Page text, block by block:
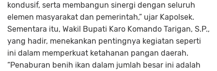
kondusif, serta membangun sinergi dengan seluruh
elemen masyarakat dan pemerintah,” ujar Kapolsek.
Sementara itu, Wakil Bupati Karo Komando Tarigan, S.P.,
yang hadir, menekankan pentingnya kegiatan seperti
ini dalam memperkuat ketahanan pangan daerah.
“Penaburan benih ikan dalam jumlah besar ini adalah